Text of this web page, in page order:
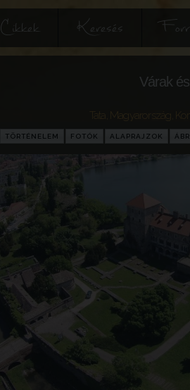
Cikkek Keresés
Várak
Tata Magyarország
TÖRTÉNELEM FOTÓK ALAPRAJZOK